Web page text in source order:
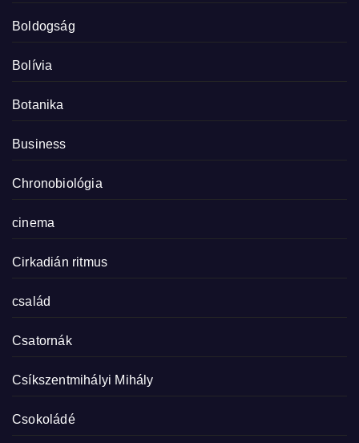
Boldogság
Bolívia
Botanika
Business
Chronobiológia
cinema
Cirkadián ritmus
család
Csatornák
Csíkszentmihályi Mihály
Csokoládé